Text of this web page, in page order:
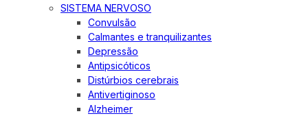
SISTEMA NERVOSO
Convulsão
Calmantes e tranquilizantes
Depressão
Antipsicóticos
Distúrbios cerebrais
Antivertiginoso
Alzheimer